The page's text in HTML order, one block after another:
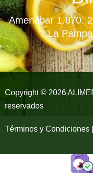
b
o
o
k
-
Amenábar 1.870.
La
Copyright © 2026
reservados
Términos y Condiciones